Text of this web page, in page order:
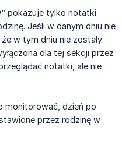
pokazuje tylko notatki
Jeśli w danym dniu nie
w tym dniu nie zostały
dla tej sekcji przez
notatki, ale nie
monitorować, dzień po
przez rodzinę w